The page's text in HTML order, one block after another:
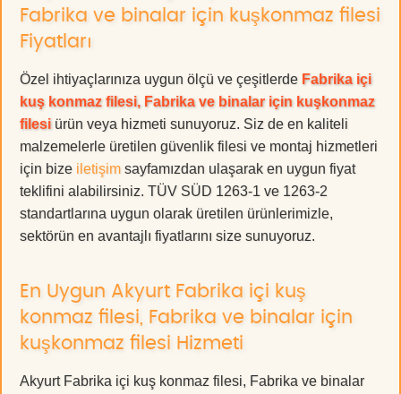
Fabrika ve binalar için kuşkonmaz filesi
Fiyatları
Özel ihtiyaçlarınıza uygun ölçü ve çeşitlerde Fabrika içi
kuş konmaz filesi, Fabrika ve binalar için kuşkonmaz
filesi ürün veya hizmeti sunuyoruz. Siz de en kaliteli
malzemelerle üretilen güvenlik filesi ve montaj hizmetleri
için bize iletişim sayfamızdan ulaşarak en uygun fiyat
teklifini alabilirsiniz. TÜV SÜD 1263-1 ve 1263-2
standartlarına uygun olarak üretilen ürünlerimizle,
sektörün en avantajlı fiyatlarını size sunuyoruz.
En Uygun Akyurt Fabrika içi kuş
konmaz filesi, Fabrika ve binalar için
kuşkonmaz filesi Hizmeti
Akyurt Fabrika içi kuş konmaz filesi, Fabrika ve binalar